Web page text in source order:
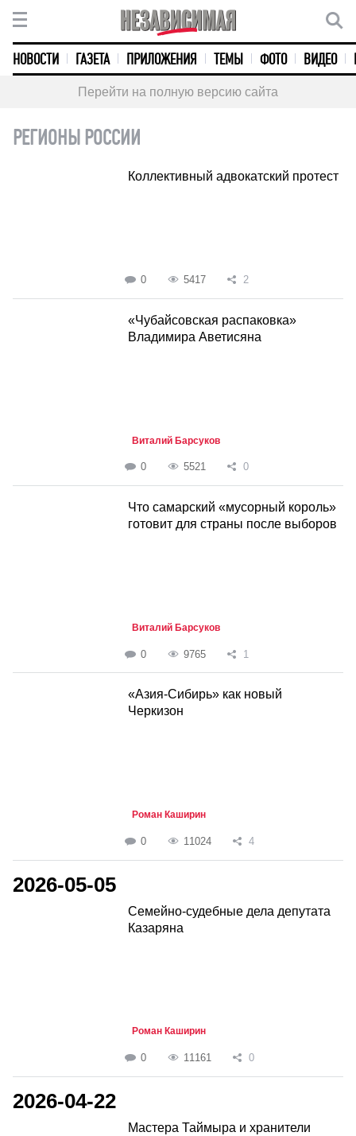
НОВОСТИ ГАЗЕТА ПРИЛОЖЕНИЯ ТЕМЫ ФОТО ВИДЕО
Перейти на полную версию сайта
РЕГИОНЫ РОССИИ
Коллективный адвокатский протест
0 5417 2
«Чубайсовская распаковка»
Владимира Аветисяна
Виталий Барсуков
0 5521 0
Что самарский «мусорный король»
готовит для страны после выборов
Виталий Барсуков
0 9765 1
«Азия-Сибирь» как новый
Черкизон
Роман Каширин
0 11024 4
2026-05-05
Семейно-судебные дела депутата
Казаряна
Роман Каширин
0 11161 0
2026-04-22
Мастера Таймыра и хранители